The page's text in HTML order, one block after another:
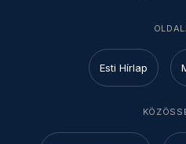
Esti Hírlap